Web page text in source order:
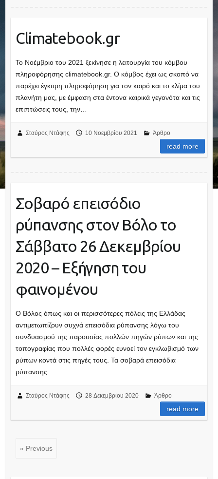
Climatebook.gr
Το Νοέμβριο του 2021 ξεκίνησε η λειτουργία του κόμβου
πληροφόρησης climatebook.gr. O κόμβος έχει ως σκοπό να
παρέχει έγκυρη πληροφόρηση για τον καιρό και το κλίμα του
πλανήτη μας, με έμφαση στα έντονα καιρικά γεγονότα και τις
επιπτώσεις τους, την…
Σταύρος Ντάφης 10 Νοεμβρίου 2021 Άρθρο
read more
Σοβαρό επεισόδιο
ρύπανσης στον Βόλο το
Σάββατο 26 Δεκεμβρίου
2020 – Εξήγηση του
φαινομένου
Ο Βόλος όπως και οι περισσότερες πόλεις της Ελλάδας
αντιμετωπίζουν συχνά επεισόδια ρύπανσης λόγω του
συνδυασμού της παρουσίας πολλών πηγών ρύπων και της
τοπογραφίας που πολλές φορές ευνοεί τον εγκλωβισμό των
ρύπων κοντά στις πηγές τους. Τα σοβαρά επεισόδια
ρύπανσης…
Σταύρος Ντάφης 28 Δεκεμβρίου 2020 Άρθρο
read more
« Previous